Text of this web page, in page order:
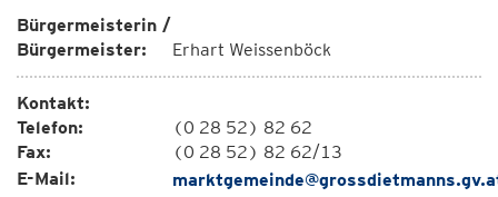
Bürgermeisterin /
Bürgermeister:
Erhart Weissenböck
Kontakt:
Telefon:
(0 28 52) 82 62
Fax:
(0 28 52) 82 62/13
E-Mail: